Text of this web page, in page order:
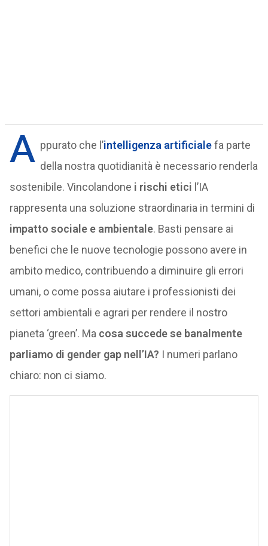
A ppurato che l’intelligenza artificialefa parte
della nostra quotidianità è necessario renderla
sostenibile. Vincolandone i rischi etici l’IA
rappresenta una soluzione straordinaria in termini di
impatto sociale e ambientale. Basti pensare ai
benefici che le nuove tecnologie possono avere in
ambito medico, contribuendo a diminuire gli errori
umani, o come possa aiutare i professionisti dei
settori ambientali e agrari per rendere il nostro
pianeta ‘green’. Ma cosa succede se banalmente
parliamo di gender gap nell’IA? I numeri parlano
chiaro: non ci siamo.